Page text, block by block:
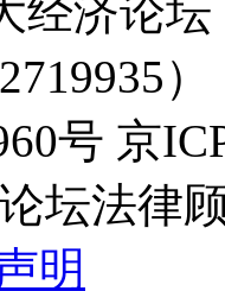
经济论
）
号 京
论坛法律
明